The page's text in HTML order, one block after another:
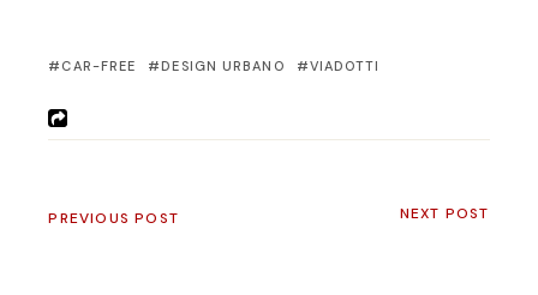
CAR-FREE DESIGN URBANO VIADOTTI
PREVIOUS POST NEXT POST